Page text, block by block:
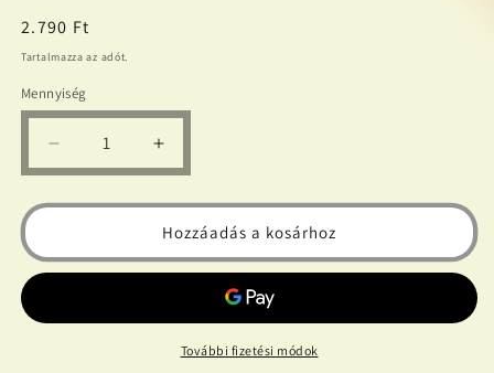
Normál
ár
2.790 Ft
Tartalmazza az adót.
Mennyiség
COMFY
játék
Mentolos
16,5cm
COMFY
játék
Mentolos
csont
pink
16,5cm
mennyiségének
Hozzáadás a kosárhoz
További fizetési módok